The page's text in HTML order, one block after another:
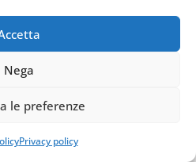
Nega
le preferenze
Privacy policy
un impianto probatorio
il contribuente rischia di
e torto in pratica.
al cliente è semplice: la
non si cancella